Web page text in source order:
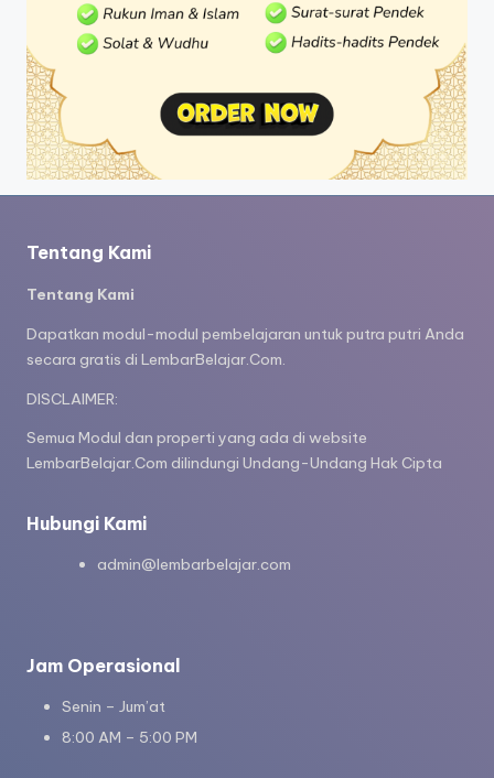
s
h
e
e
b
el
aj
a
r
m
m
a
p
d
Tentang Kami
Tentang Kami
Dapatkan modul-modul pembelajaran untuk putra putri Anda
secara gratis di LembarBelajar.Com.
DISCLAIMER:
Semua Modul dan properti yang ada di website
LembarBelajar.Com dilindungi Undang-Undang Hak Cipta
Hubungi Kami
admin@lembarbelajar.com
Jam Operasional
Senin – Jum’at
8:00 AM – 5:00 PM